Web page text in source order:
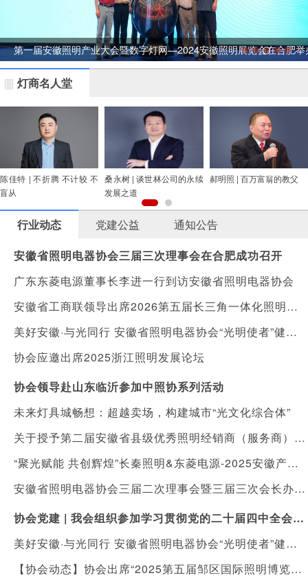
第一届安徽照明产业大会暨数字灯网—2024安徽照明展览会在合肥举
灯商名人堂
陈佳特 | 不折腾 不计较 不
盲从
桑永树 | 谈世林公司的永续
发展之道
郝明照 | 百万富翁的教父
行业动态 党建公益
通知公告
安徽省照明电器协会三届三次理事会在合肥成功召开
广东东菱电源董事长李进一行到访安徽省照明电器协会
安徽省工商联领导出席2026第五届长三角一体化照明产业生态发展大会
美好安徽·与光同行 安徽省照明电器协会“光明使者”健康照明进社区公益活动
协会应邀出席2025浙江照明发展论坛
协会领导赴山东临沂参加中照协系列活动
未来灯具城畅想：超越卖场，构建城市“光文化综合体”
关于授予第二届安徽省县级优秀照明经销商（服务商）“健康照明守护人”称号暨落实表彰及扶持措施的通知
“聚光赋能 共创辉煌”长秦照明&东菱电源-2025安徽产品发布会在合肥举行
安徽省照明电器协会三届二次理事会暨三届三次会长办公会顺利召开
协会党建 | 我会组织参加学习贯彻党的二十届四中全会精神宣讲报告会
美好安徽·与光同行 安徽省照明电器协会“光明使者”健康照明进校园，向利辛县城北镇陈营村小学捐赠价值十万元护眼灯具
【协会动态】协会出席“2025第五届邹区国际照明博览会”开幕式